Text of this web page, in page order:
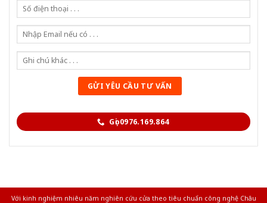
Gọi 0976.169.864
Với kinh nghiệm nhiêu năm nghiên cứu cửa theo tiêu chuẩn công nghệ Châu